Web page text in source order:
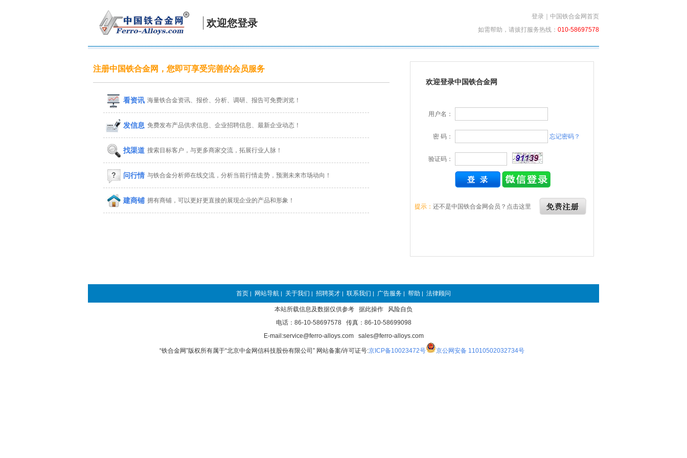
欢迎您登录
登录
中国铁合金网首页
如需帮助，请拔打服务热线： 010-58697578
注册中国铁合金网，您即可享受完善的会员服务
看资讯 海量铁合金资讯、报价、分析、调研、报告可免费浏览！
发信息 免费发布产品供求信息、企业招聘信息、最新企业动态！
找渠道 搜索目标客户，与更多商家交流，拓展行业人脉！
问行情 与铁合金分析师在线交流，分析当前行情走势，预测未来市场动向！
建商铺 拥有商铺，可以更好更直接的展现企业的产品和形象！
欢迎登录中国铁合金网
用户名：
密 码： 忘记密码？
验证码：
提示： 还不是中国铁合金网会员？点击这里
首页 | 网站导航 | 关于我们 | 招聘英才 | 联系我们 | 广告服务 | 帮助 | 法律顾问
本站所载信息及数据仅供参考 据此操作 风险自负
电话：86-10-58697578 传真：86-10-58699098
E-mail:service@ferro-alloys.com sales@ferro-alloys.com
“铁合金网”版权所有属于“北京中金网信科技股份有限公司” 网站备案/许可证号:京ICP备10023472号 京公网安备 11010502032734号